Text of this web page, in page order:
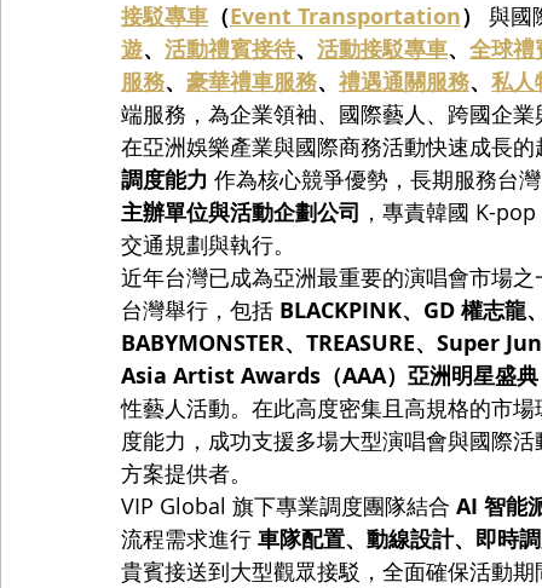
接駁專車 （Event Transportation） 與國
遊、 活動禮賓接待、 活動接駁專車、 全球禮
服務、 豪華禮車服務、 禮遇通關服務、 私人
端服務，為企業領袖、國際藝人、跨國企
在亞洲娛樂產業與國際商務活動快速成長
調度能力 作為核心競爭優勢，長期服務台
主辦單位與活動企劃公司 ，專責韓國 K-
交通規劃與執行。
近年台灣已成為亞洲最重要的演唱會市場
台灣舉行，包括 BLACKPINK、GD 權志龍
BABYMONSTER、TREASURE、Super
Asia Artist Awards（AAA）亞洲明星盛典
性藝人活動。在此高度密集且高規格的市
度能力，成功支援多場大型演唱會與國際
方案提供者。
VIP Global 旗下專業調度團隊結合 AI 智能
流程需求進行 車隊配置、動線設計、即時
貴賓接送到大型觀眾接駁，全面確保活動